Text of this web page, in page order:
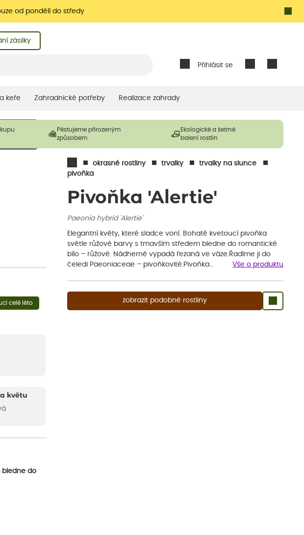
od pondělí do středy
Přihlásit se
zásilky
keře Zahradnické potřeby Realizace zahrady
Pěstujeme přirozeným
způsobem
Ekologické a šetrné
balení rostlin
okrasné rostliny trvalky
trvalky na slunce
pivoňka
Pivoňka 'Alertie'
Paeonia hybrid 'Alertie'
Elegantní květy, které sladce voní. Bohatě kvetoucí pivoňka
světle růžové barvy s tmavším středem bledne do romantické
bílo – růžové. Nádherně vypadá řezaná ve váze.Řadíme ji do
čeledi Paeoniaceae – pivoňkovité.Pivoňka…
Vše o produktu
zobrazit podobné rostliny
být
celé léto
květu
bledne do